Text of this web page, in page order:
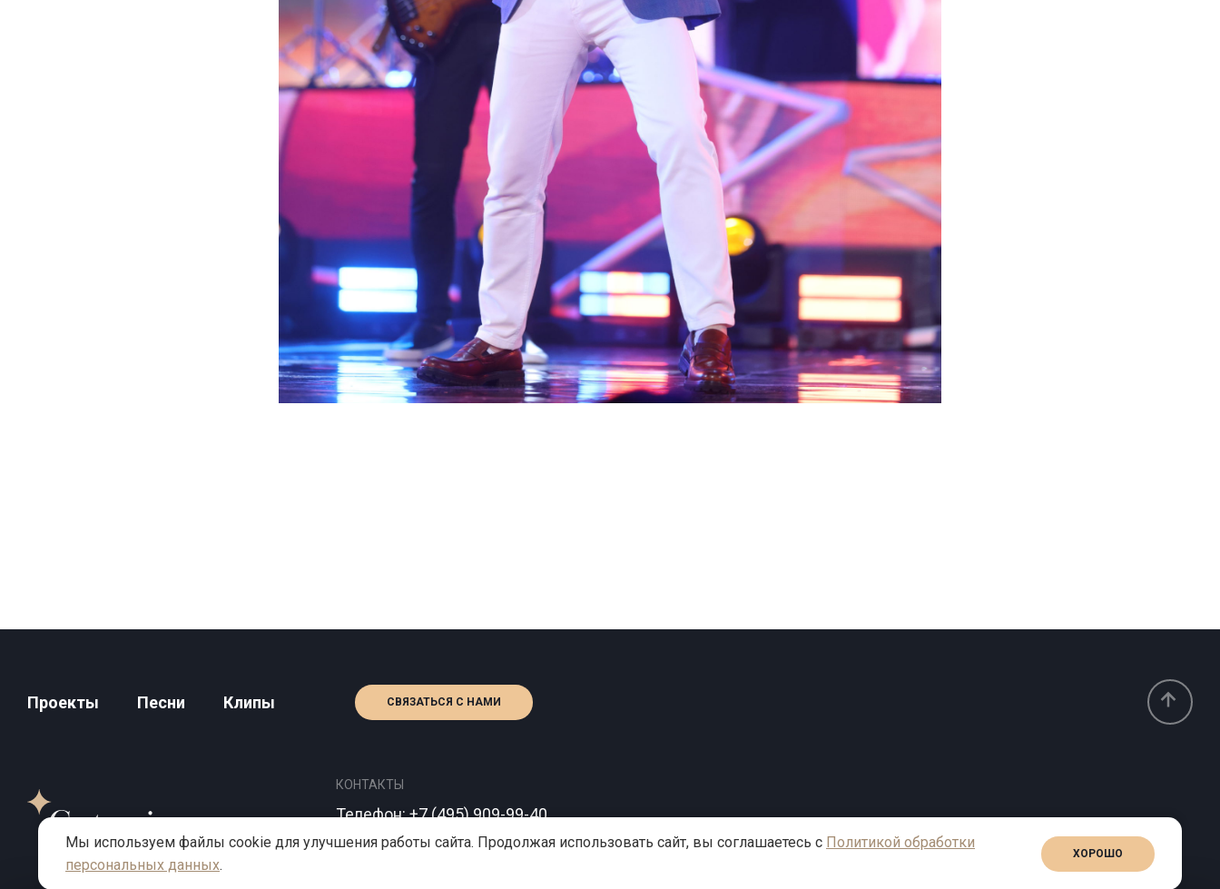
Проекты Песни Клипы СВЯЗАТЬСЯ С НАМИ
КОНТАКТЫ
Телефон:+7 (495) 909-99-40
Email:info@gutserievmedia.ru
Мы используем файлы cookie для улучшения работы сайта. Продолжая использовать сайт, вы соглашаетесь с Политикой обработки
персональных данных.
ХОРОШО